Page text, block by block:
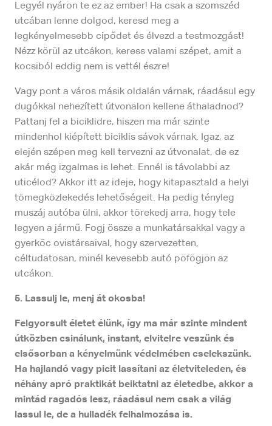
Legyél nyáron te ez az ember! Ha csak a szomszéd
utcában lenne dolgod, keresd meg a
legkényelmesebb cipődet és élvezd a testmozgást!
Nézz körül az utcákon, keress valami szépet, amit a
kocsiból eddig nem is vettél észre!
Vagy pont a város másik oldalán várnak, ráadásul egy
dugókkal nehezített útvonalon kellene áthaladnod?
Pattanj fel a biciklidre, hiszen ma már szinte
mindenhol kiépített biciklis sávok várnak. Igaz, az
elején szépen meg kell tervezni az útvonalat, de ez
akár még izgalmas is lehet. Ennél is távolabbi az
uticélod? Akkor itt az ideje, hogy kitapasztald a helyi
tömegközlekedés lehetőségeit. Ha pedig tényleg
muszáj autóba ülni, akkor törekedj arra, hogy tele
legyen a jármű. Fogj össze a munkatársakkal vagy a
gyerkőc ovistársaival, hogy szervezetten,
céltudatosan, minél kevesebb autó pöfögjön az
utcákon.
5. Lassulj le, menj át okosba!
Felgyorsult életet élünk, így ma már szinte mindent
útközben csinálunk, instant, elvitelre veszünk és
elsősorban a kényelmünk védelmében cselekszünk.
Ha hajlandó vagy picit lassítani az életviteleden, és
néhány apró praktikát beiktatni az életedbe, akkor a
mintád ragadós lesz, ráadásul nem csak a világ
lassul le, de a hulladék felhalmozása is.